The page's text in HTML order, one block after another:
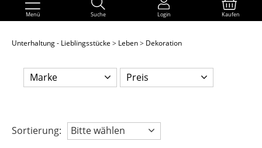
Menü Suche Login Kaufen
Unterhaltung - Lieblingsstücke Leben Dekoration
Marke Preis
Sortierung: Bitte wählen